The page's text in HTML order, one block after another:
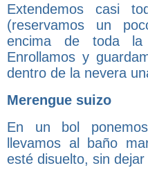
Extendemos casi
(reservamos un
encima de toda la
Enrollamos y
dentro de la nevera
Merengue suizo
En un bol
llevamos al baño
esté disuelto, sin